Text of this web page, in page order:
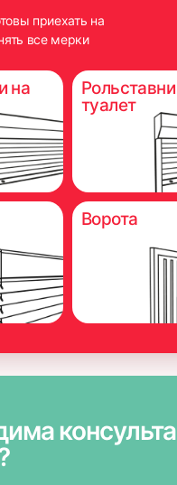
приехать на
все мерки
на
туалет
Ворота